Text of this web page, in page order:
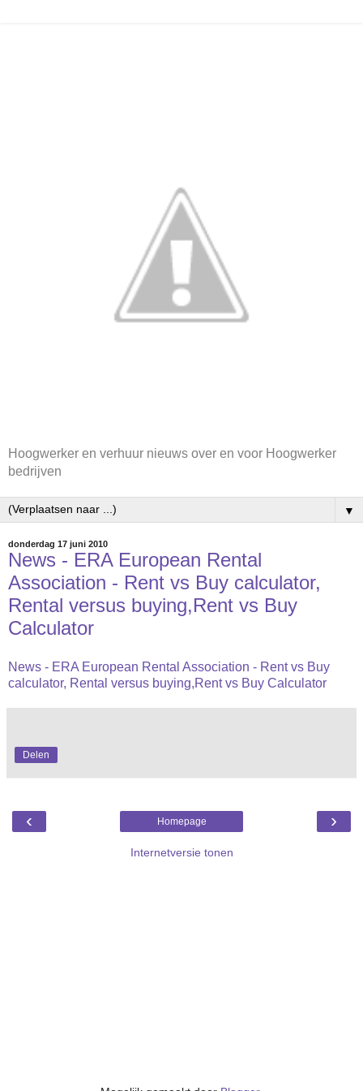
Hoogwerker en verhuur nieuws over en voor Hoogwerker
bedrijven
▼
donderdag 17 juni 2010
News - ERA European Rental
Association - Rent vs Buy calculator,
Rental versus buying,Rent vs Buy
Calculator
News - ERA European Rental Association - Rent vs Buy
calculator, Rental versus buying,Rent vs Buy Calculator
Delen
‹ ›
Homepage
Internetversie tonen